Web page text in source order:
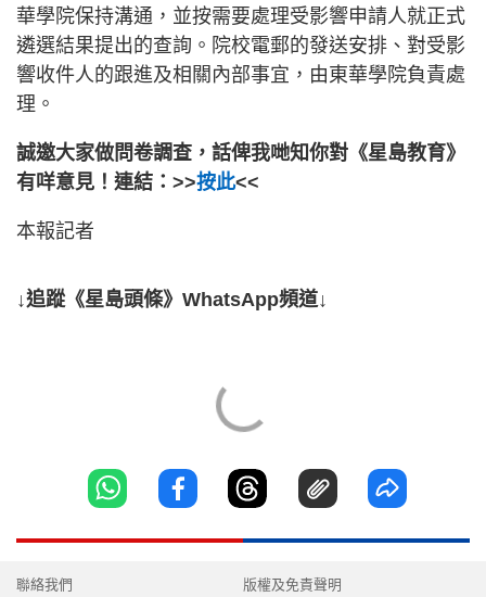
華學院保持溝通，並按需要處理受影響申請人就正式
遴選結果提出的查詢。院校電郵的發送安排、對受影
響收件人的跟進及相關內部事宜，由東華學院負責處
理。
誠邀大家做問卷調查，話俾我哋知你對《星島教育》
有咩意見！連結：>>按此<<
本報記者
↓追蹤《星島頭條》WhatsApp頻道↓
聯絡我們 版權及免責聲明